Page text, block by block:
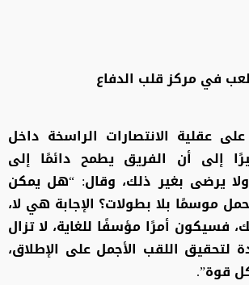
في مركز قلب الدفاع
عقلية الانتصارات الراسخة داخل
إلى أن الفريق يطمح دائمًا إلى
ولا يرضى بغير ذلك، وقال: “هل يمكن
موسمًا بلا بطولات؟ الإجابة هي لا،
فسيكون أمرًا مؤسفًا للغاية، لا تزال
لتحقيق اللقب الأجمل على الإطلاق،
قوة”.